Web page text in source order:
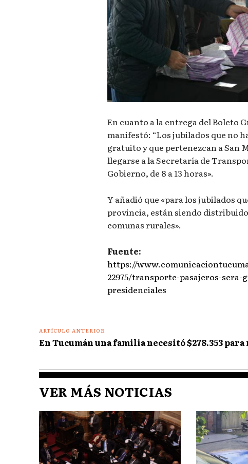
En cuanto a la entrega del Boleto
manifestó: “Los jubilados que no
gratuito y que pertenezcan a San
llegarse a la Secretaría de
Gobierno, de 8 a 13 horas».
Y añadió que «para los jubilados
provincia, están siendo
comunas rurales».
Fuente:
https://
22975/transporte-pasajeros-
presidenciales
ARTÍCULO ANTERIOR
En Tucumán una familia necesitó $278.353
VER MÁS NOTICIAS